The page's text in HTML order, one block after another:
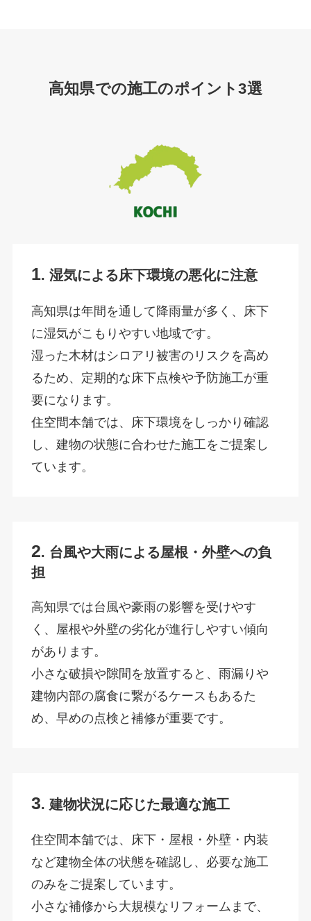
高知県での施工のポイント3選
1. 湿気による床下環境の悪化に注意
高知県は年間を通して降雨量が多く、床下
に湿気がこもりやすい地域です。
湿った木材はシロアリ被害のリスクを高め
るため、定期的な床下点検や予防施工が重
要になります。
住空間本舗では、床下環境をしっかり確認
し、建物の状態に合わせた施工をご提案し
ています。
2. 台風や大雨による屋根・外壁への負
担
高知県では台風や豪雨の影響を受けやす
く、屋根や外壁の劣化が進行しやすい傾向
があります。
小さな破損や隙間を放置すると、雨漏りや
建物内部の腐食に繋がるケースもあるた
め、早めの点検と補修が重要です。
3. 建物状況に応じた最適な施工
住空間本舗では、床下・屋根・外壁・内装
など建物全体の状態を確認し、必要な施工
のみをご提案しています。
小さな補修から大規模なリフォームまで、